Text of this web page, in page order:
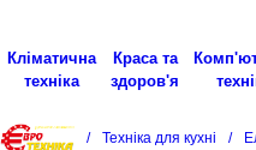
Кліматична
техніка
Краса та
здоров'я
/ Техніка для кухні /